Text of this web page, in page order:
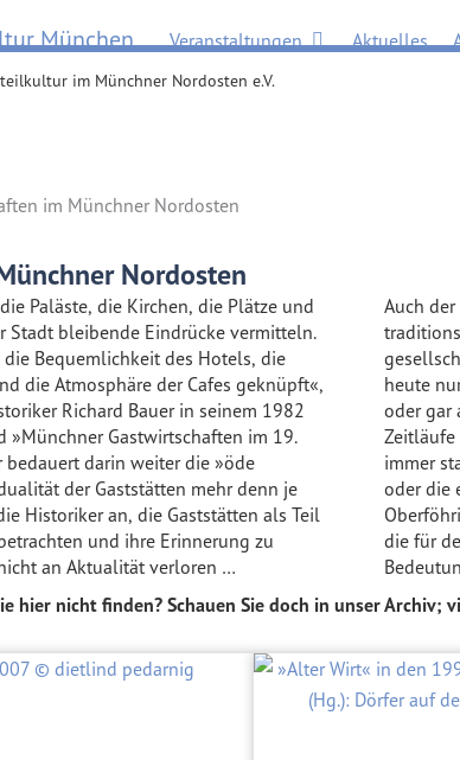
München Veranstaltungen ÖffneAktuelles
im Münchner Nordosten e.V.
im Münchner Nordosten
Nordosten
Paläste, die Kirchen, die Plätze und
Stadt bleibende Eindrücke vermitteln.
Bequemlichkeit des Hotels, die
die Atmosphäre der Cafes geknüpft«,
Richard Bauer in seinem 1982
»Münchner Gastwirtschaften im 19.
bedauert darin weiter die »öde
der Gaststätten mehr denn je
Historiker an, die Gaststätten als Teil
und ihre Erinnerung zu
an Aktualität verloren …
Auch
heute
oder gar
Zeitläufe
immer
oder die
die für
hier nicht finden? Schauen Sie doch in unser